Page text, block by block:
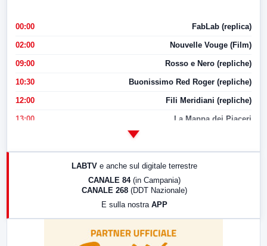
00:00 FabLab (replica)
02:00 Nouvelle Vouge (Film)
09:00 Rosso e Nero (repliche)
10:30 Buonissimo Red Roger (repliche)
12:00 Fili Meridiani (repliche)
13:00 La Mappa dei Piaceri
LABTV e anche sul digitale terrestre
CANALE 84 (in Campania)
CANALE 268 (DDT Nazionale)
E sulla nostra APP